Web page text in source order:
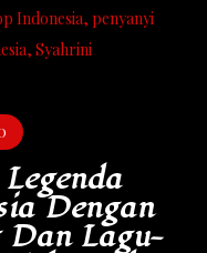
Indonesia penyanyi
Syahrini
Dengan
Lagu-